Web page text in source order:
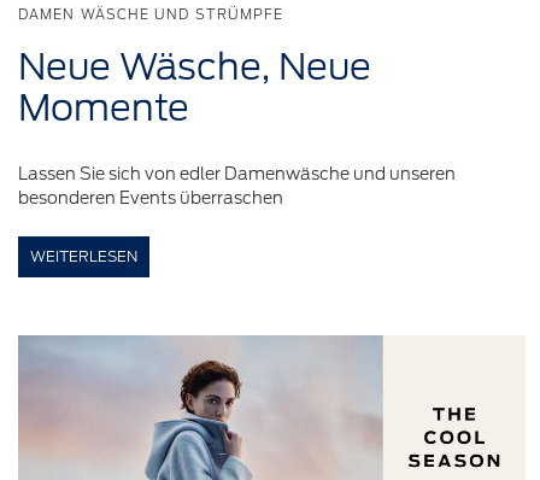
DAMEN WÄSCHE UND STRÜMPFE
Neue Wäsche, Neue
Momente
Lassen Sie sich von edler Damenwäsche und unseren
besonderen Events überraschen
WEITERLESEN